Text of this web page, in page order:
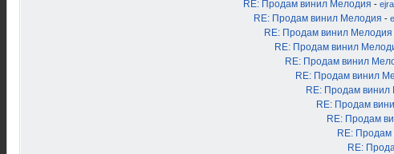
RE: Продам винил Мелодия -
RE: Продам винил Мелодия -
RE: Продам винил Мелодия
RE: Продам винил
RE: Продам винил
RE: Продам винил
RE: Продам винил
RE: Продам
RE: Продам
RE:
RE: